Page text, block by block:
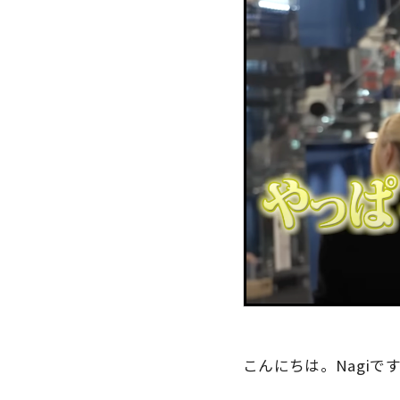
こんにちは。Nagiで